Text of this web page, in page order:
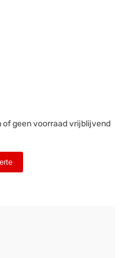
of geen voorraad vrijblijvend